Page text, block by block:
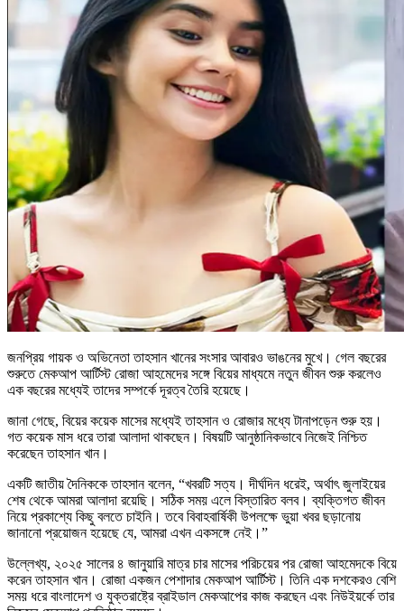
জনপ্রিয় গায়ক ও অভিনেতা তাহসান খানের সংসার আবারও ভাঙনের মুখে। গেল বছরের
শুরুতে মেকআপ আর্টিস্ট রোজা আহমেদের সঙ্গে বিয়ের মাধ্যমে নতুন জীবন শুরু করলেও
এক বছরের মধ্যেই তাদের সম্পর্কে দূরত্ব তৈরি হয়েছে।
জানা গেছে, বিয়ের কয়েক মাসের মধ্যেই তাহসান ও রোজার মধ্যে টানাপড়েন শুরু হয়।
গত কয়েক মাস ধরে তারা আলাদা থাকছেন। বিষয়টি আনুষ্ঠানিকভাবে নিজেই নিশ্চিত
করেছেন তাহসান খান।
একটি জাতীয় দৈনিককে তাহসান বলেন, “খবরটি সত্য। দীর্ঘদিন ধরেই, অর্থাৎ জুলাইয়ের
শেষ থেকে আমরা আলাদা রয়েছি। সঠিক সময় এলে বিস্তারিত বলব। ব্যক্তিগত জীবন
নিয়ে প্রকাশ্যে কিছু বলতে চাইনি। তবে বিবাহবার্ষিকী উপলক্ষে ভুয়া খবর ছড়ানোয়
জানানো প্রয়োজন হয়েছে যে, আমরা এখন একসঙ্গে নেই।”
উল্লেখ্য, ২০২৫ সালের ৪ জানুয়ারি মাত্র চার মাসের পরিচয়ের পর রোজা আহমেদকে বিয়ে
করেন তাহসান খান। রোজা একজন পেশাদার মেকআপ আর্টিস্ট। তিনি এক দশকেরও বেশি
সময় ধরে বাংলাদেশ ও যুক্তরাষ্ট্রে ব্রাইডাল মেকআপের কাজ করছেন এবং নিউইয়র্কে তার